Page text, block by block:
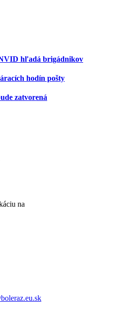
hľadá brigádnikov
hodín pošty
zatvorená
na